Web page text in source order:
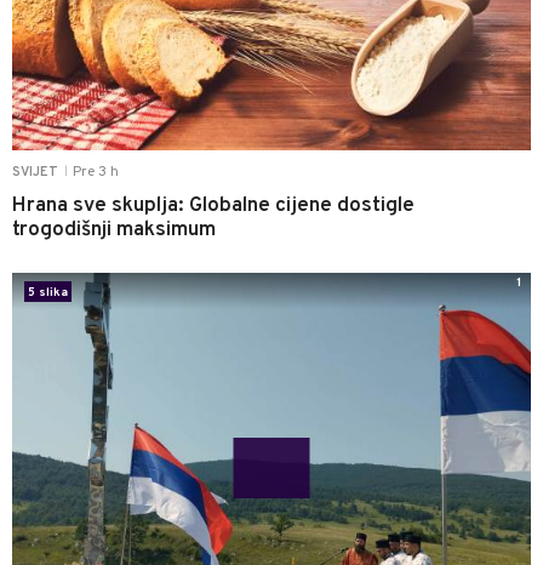
SVIJET Pre 3 h
Hrana sve skuplja: Globalne cijene dostigle
trogodišnji maksimum
5 slika
1